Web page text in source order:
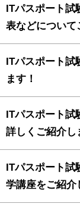
ITパスポート試
表などについて
ITパスポート試
ます！
ITパスポート試
詳しくご紹介し
ITパスポート試
学講座をご紹介